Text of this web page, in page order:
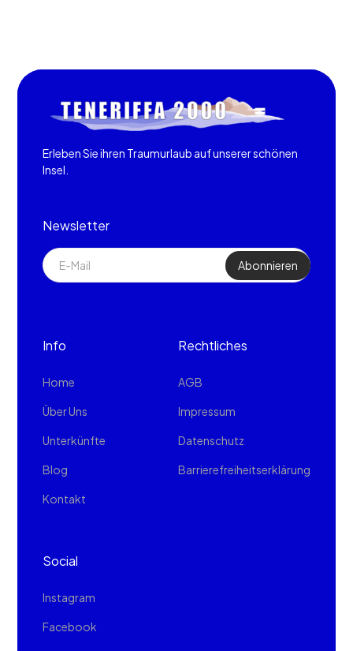
Erleben Sie ihren Traumurlaub auf unserer schönen
Insel.
Info
Home
Über Uns
Unterkünfte
Blog
Kontakt
Rechtliches
AGB
Impressum
Datenschutz
Barrierefreiheitserklärung
Social
Instagram
Facebook
Newsletter